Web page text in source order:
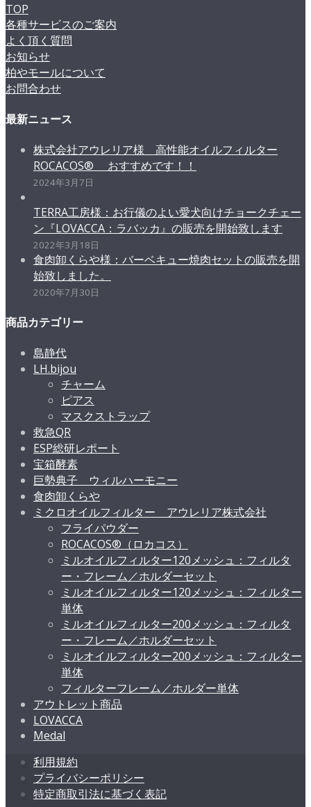
TOP
各種サービスのご案内
よく頂く質問
お知らせ
柏やモールについて
お問合わせ
最新ニュース
株式会社アウレリア様 高性能オイルフィルター
ROCACOS® おすすめです！！
2024年3月7日
TERRA工房様：お行儀のよい愛犬向けチョークチェー
ン『LOVACCA：ラバッカ』の販売を開始致します
2022年3月18日
食肉卸くらや様：バーベキュー焼肉セットの販売を開
始致しました。
2020年7月30日
商品カテゴリー
島静代
LH.bijou
チャーム
ピアス
マスクストラップ
救急QR
ESP総研レポート
宝箱酵素
巨勢典子 ウィルハーモニー
食肉卸くらや
ミクロオイルフィルター アウレリア株式会社
フライパウダー
ROCACOS®（ロカコス）
ミルオイルフィルター120メッシュ：フィルタ
ー・フレーム／ホルダーセット
ミルオイルフィルター120メッシュ：フィルター
単体
ミルオイルフィルター200メッシュ：フィルタ
ー・フレーム／ホルダーセット
ミルオイルフィルター200メッシュ：フィルター
単体
フィルターフレーム／ホルダー単体
アウトレット商品
LOVACCA
Medal
利用規約
プライバシーポリシー
特定商取引法に基づく表記